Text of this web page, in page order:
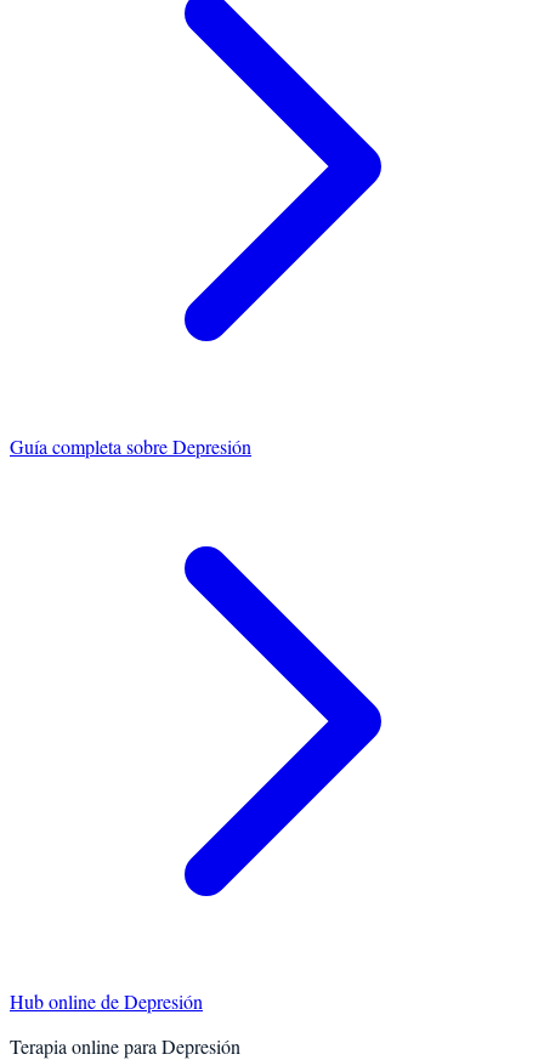
Guía completa sobreDepresión
Hub online deDepresión
Terapia online para Depresión